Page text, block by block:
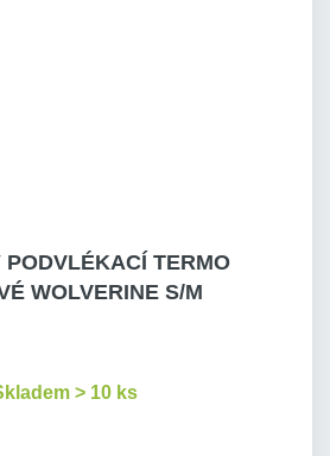
PODVLÉKACÍ TERMO
WOLVERINE S/M
> 10 ks